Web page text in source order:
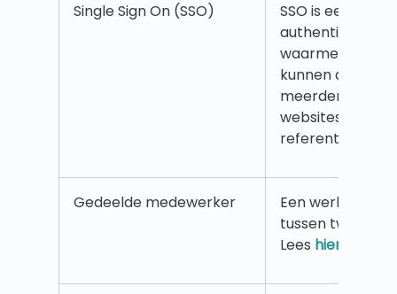
Single Sign On (SSO)
SSO is een
waarmee
kunnen
meerdere
websites door
referenties te
Gedeelde medewerker
Een werknemer
tussen twee of
Lees hier